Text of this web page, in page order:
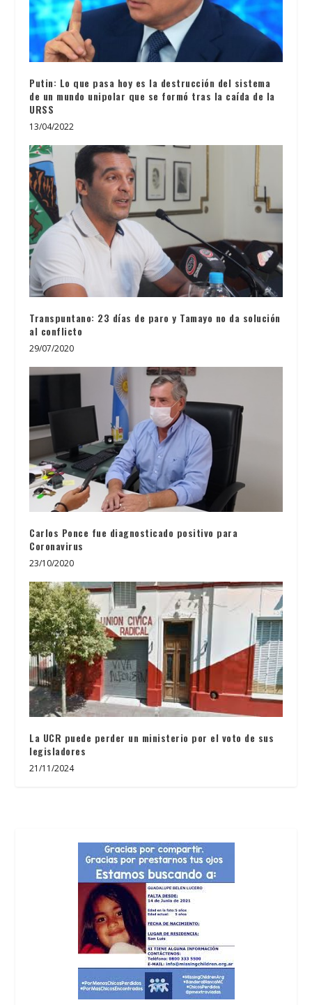
Putin: Lo que pasa hoy es la destrucción del sistema
de un mundo unipolar que se formó tras la caída de la
URSS
13/04/2022
Transpuntano: 23 días de paro y Tamayo no da solución
al conflicto
29/07/2020
Carlos Ponce fue diagnosticado positivo para
Coronavirus
23/10/2020
La UCR puede perder un ministerio por el voto de sus
legisladores
21/11/2024